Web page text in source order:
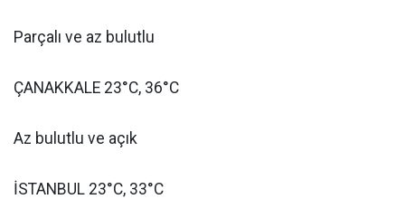
Parçalı ve az bulutlu
ÇANAKKALE 23°C, 36°C
Az bulutlu ve açık
İSTANBUL 23°C, 33°C